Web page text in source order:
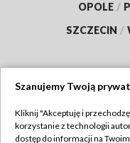
OPOLE /
SZCZECIN /
Szanujemy Twoją
Kliknij "Akceptuję i
korzystanie z technologii
dostęp do informacji na